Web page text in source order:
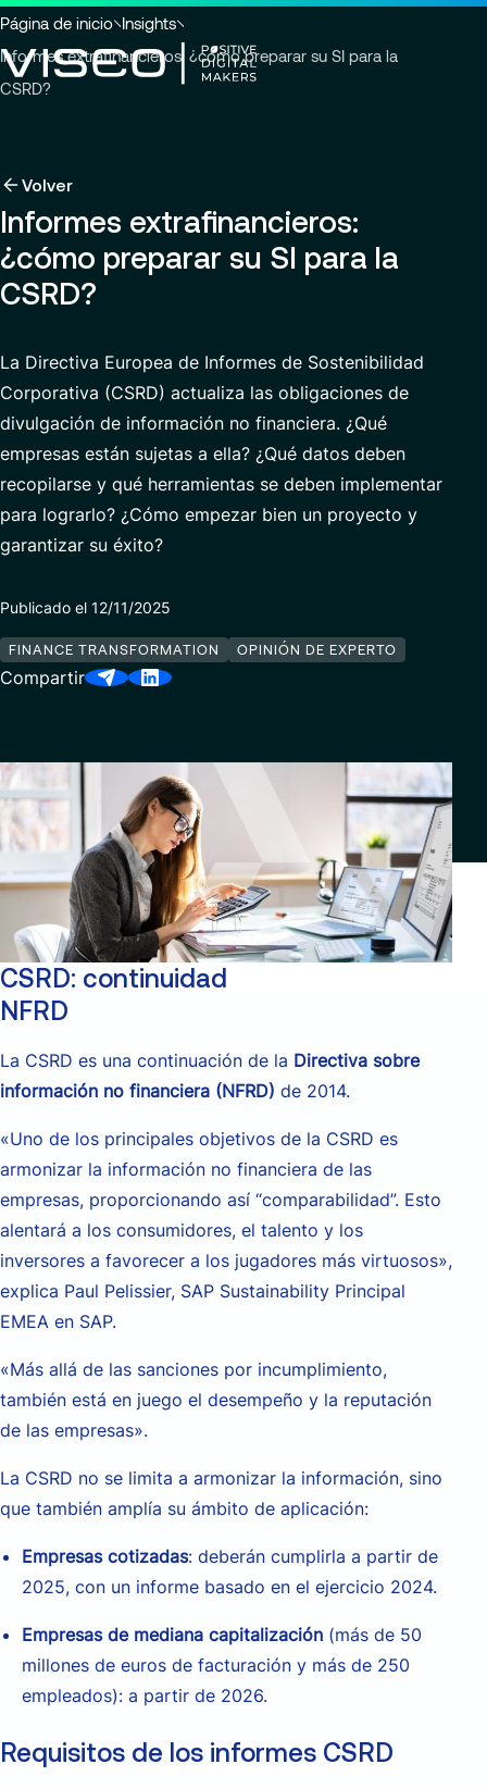
Ir a la cabeceraIr al contenido principalIr al pie de página
Aprovechando la tecnología como una
transformación
Ver los servicios
Servicios
Modern ERP Cloud System
Customer Experience
Data Analytics & AI
Custom Development
Ciberseguridad
Finance Transformation
Socios
Industrias
Sobre nosotros
Sobre nosotros
Quiénes somos
VISEO in IBERIA
Centro de excelencia
Ubicaciones
Comunicados de prensa
Contacto
Carreras
Trabajar con nosotros
Buscar
perspectivas,
noticias
o
documentos
Usted
está
aquí
Página de inicio Insights
Informes extrafinancieros: ¿cómo preparar su SI para la
CSRD?
Volver
Informes extrafinancieros:
¿cómo preparar su SI para la
CSRD?
La Directiva Europea de Informes de Sostenibilidad
Corporativa (CSRD) actualiza las obligaciones de
divulgación de información no financiera. ¿Qué
empresas están sujetas a ella? ¿Qué datos deben
recopilarse y qué herramientas se deben implementar
para lograrlo? ¿Cómo empezar bien un proyecto y
garantizar su éxito?
Publicado el 12/11/2025
FINANCE TRANSFORMATION OPINIÓN DE EXPERTO
Compartir
CSRD: continuidad y ampliación de la
NFRD
La CSRD es una continuación de la Directiva sobre
información no financiera (NFRD) de 2014.
«Uno de los principales objetivos de la CSRD es
armonizar la información no financiera de las
empresas, proporcionando así “comparabilidad”. Esto
alentará a los consumidores, el talento y los
inversores a favorecer a los jugadores más virtuosos»,
explica Paul Pelissier, SAP Sustainability Principal
EMEA en SAP.
«Más allá de las sanciones por incumplimiento,
también está en juego el desempeño y la reputación
de las empresas».
La CSRD no se limita a armonizar la información, sino
que también amplía su ámbito de aplicación:
Empresas cotizadas: deberán cumplirla a partir de
2025, con un informe basado en el ejercicio 2024.
Empresas de mediana capitalización (más de 50
millones de euros de facturación y más de 250
empleados): a partir de 2026.
Requisitos de los informes CSRD